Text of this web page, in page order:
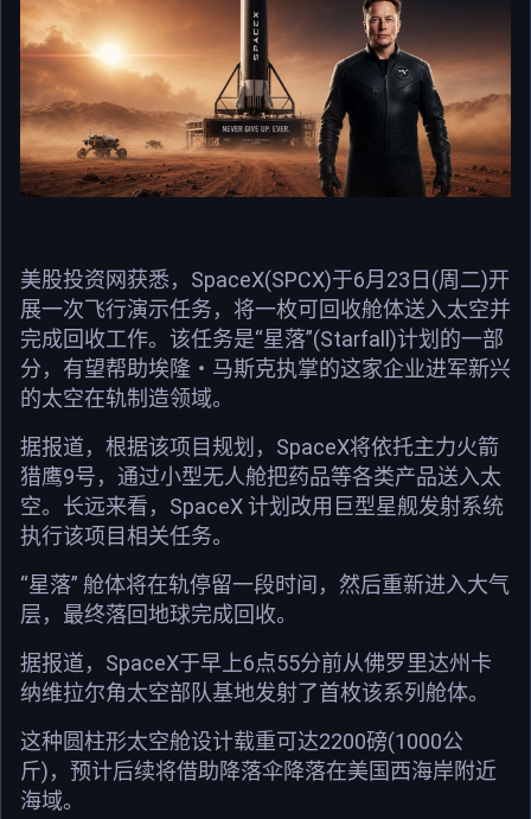
美股投资网获悉，SpaceX(SPCX)于6月23日(周二)开
展一次飞行演示任务，将一枚可回收舱体送入太空并
完成回收工作。该任务是“星落”(Starfall)计划的一部
分，有望帮助埃隆・马斯克执掌的这家企业进军新兴
的太空在轨制造领域。
据报道，根据该项目规划，SpaceX将依托主力火箭
猎鹰9号，通过小型无人舱把药品等各类产品送入太
空。长远来看，SpaceX 计划改用巨型星舰发射系统
执行该项目相关任务。
“星落” 舱体将在轨停留一段时间，然后重新进入大气
层，最终落回地球完成回收。
据报道，SpaceX于早上6点55分前从佛罗里达州卡
纳维拉尔角太空部队基地发射了首枚该系列舱体。
这种圆柱形太空舱设计载重可达2200磅(1000公
斤)，预计后续将借助降落伞降落在美国西海岸附近
海域。